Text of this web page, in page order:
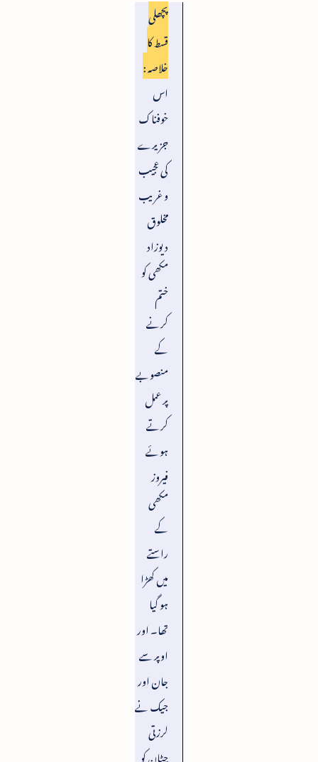
پچھلی
قسط کا
خلاصہ :
اس
خوفناک
جزیرے
کی عجیب
و غریب
مخلوق
دیوزاد
مکھی کو
ختم
کرنے
کے
منصوبے
پر عمل
کرتے
ہوئے
فیروز
مکھی
کے
راستے
میں کھڑا
ہو گیا
تھا۔ اور
اوپر سے
جان اور
جیک نے
لرزتی
چٹان کو